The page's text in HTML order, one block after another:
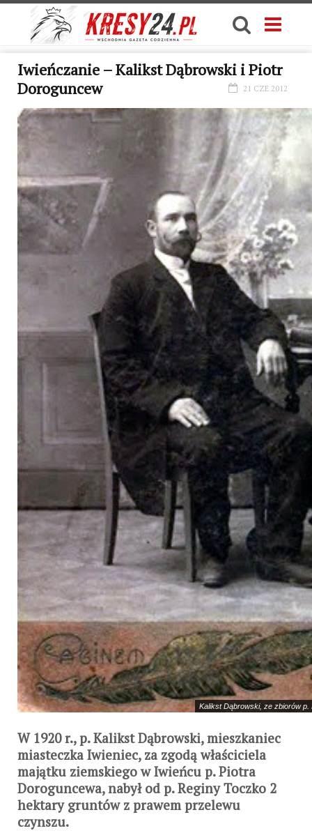
Iwieńczanie – Kalikst Dąbrowski i Piotr
Doroguncew
21 CZE 2012
Kalikst Dąbrowski, ze zbiorów
W 1920 r., p. Kalikst Dąbrowski, mieszkaniec
miasteczka Iwieniec, za zgodą właściciela
majątku ziemskiego w Iwieńcu p. Piotra
Doroguncewa, nabył od p. Reginy Toczko 2
hektary gruntów z prawem przelewu
czynszu.